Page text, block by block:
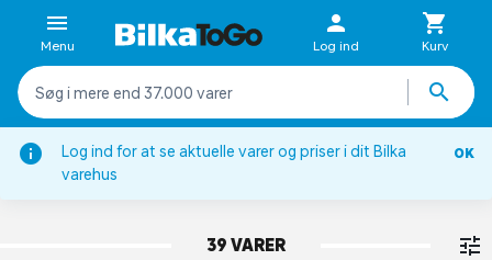
Log ind for at se aktuelle varer og priser i dit Bilka
varehus
OK
Menu Log ind Kurv
Spiritus & likør
SHOTS
39 VARER